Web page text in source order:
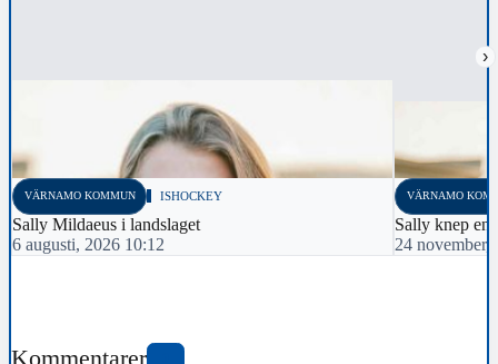
›
VÄRNAMO KOMMUN ISHOCKEY
Sally Mildaeus i landslaget
6 augusti, 2026 10:12
VÄRNAMO
Sally knep en
24 november,
Kommentarer